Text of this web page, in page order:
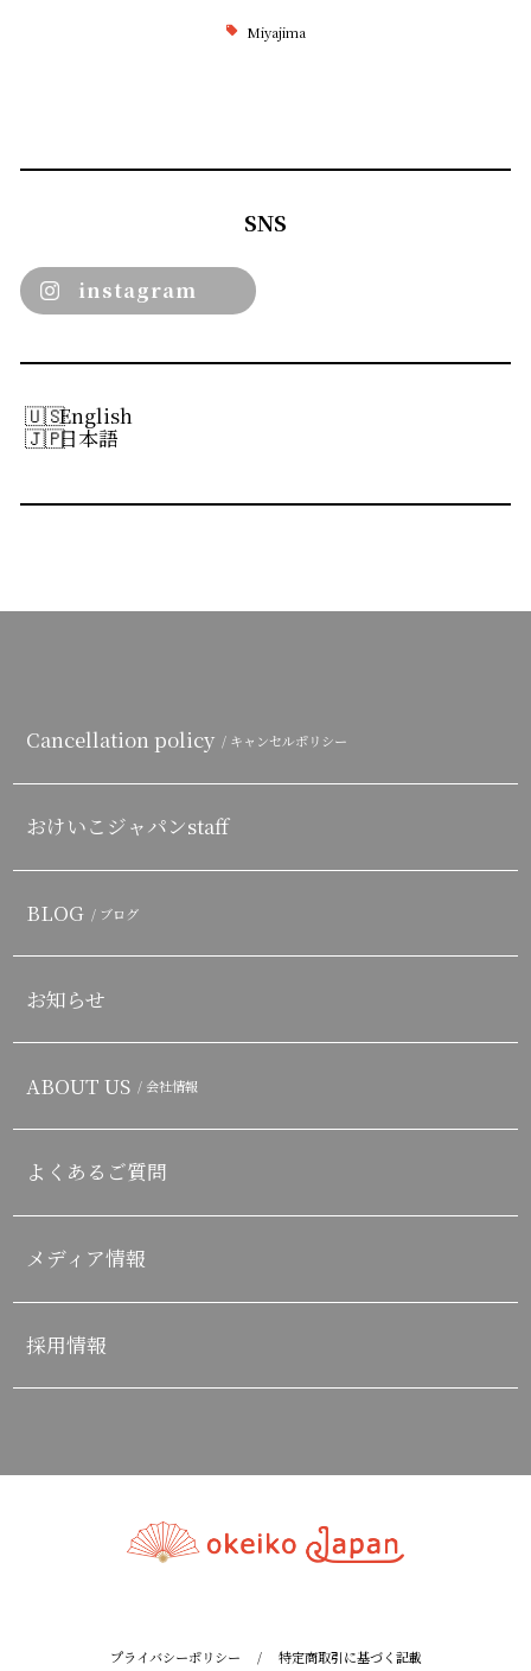
Miyajima
SNS
instagram
English
日本語
Cancellation policy / キャンセルポリシー
おけいこジャパンstaff
BLOG / ブログ
お知らせ
ABOUT US / 会社情報
よくあるご質問
メディア情報
採用情報
プライバシーポリシー / 特定商取引に基づく記載